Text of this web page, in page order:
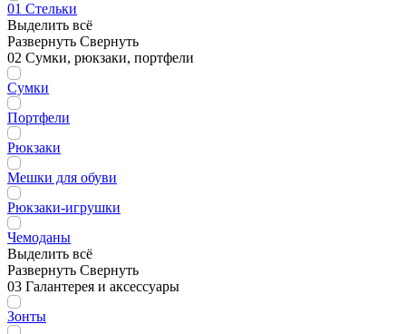
01 Стельки
Выделить всё
Развернуть Свернуть
02 Сумки, рюкзаки, портфели
Сумки
Портфели
Рюкзаки
Мешки для обуви
Рюкзаки-игрушки
Чемоданы
Выделить всё
Развернуть Свернуть
03 Галантерея и аксессуары
Зонты